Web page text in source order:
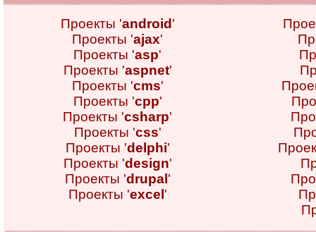
Проекты 'android '
Проекты 'ajax'
Проекты 'asp'
Проекты 'aspnet'
Проекты 'cms'
Проекты 'cpp'
Проекты 'csharp'
Проекты 'css'
Проекты 'delphi'
Проекты 'design'
Проекты 'drupal '
Проекты 'excel '